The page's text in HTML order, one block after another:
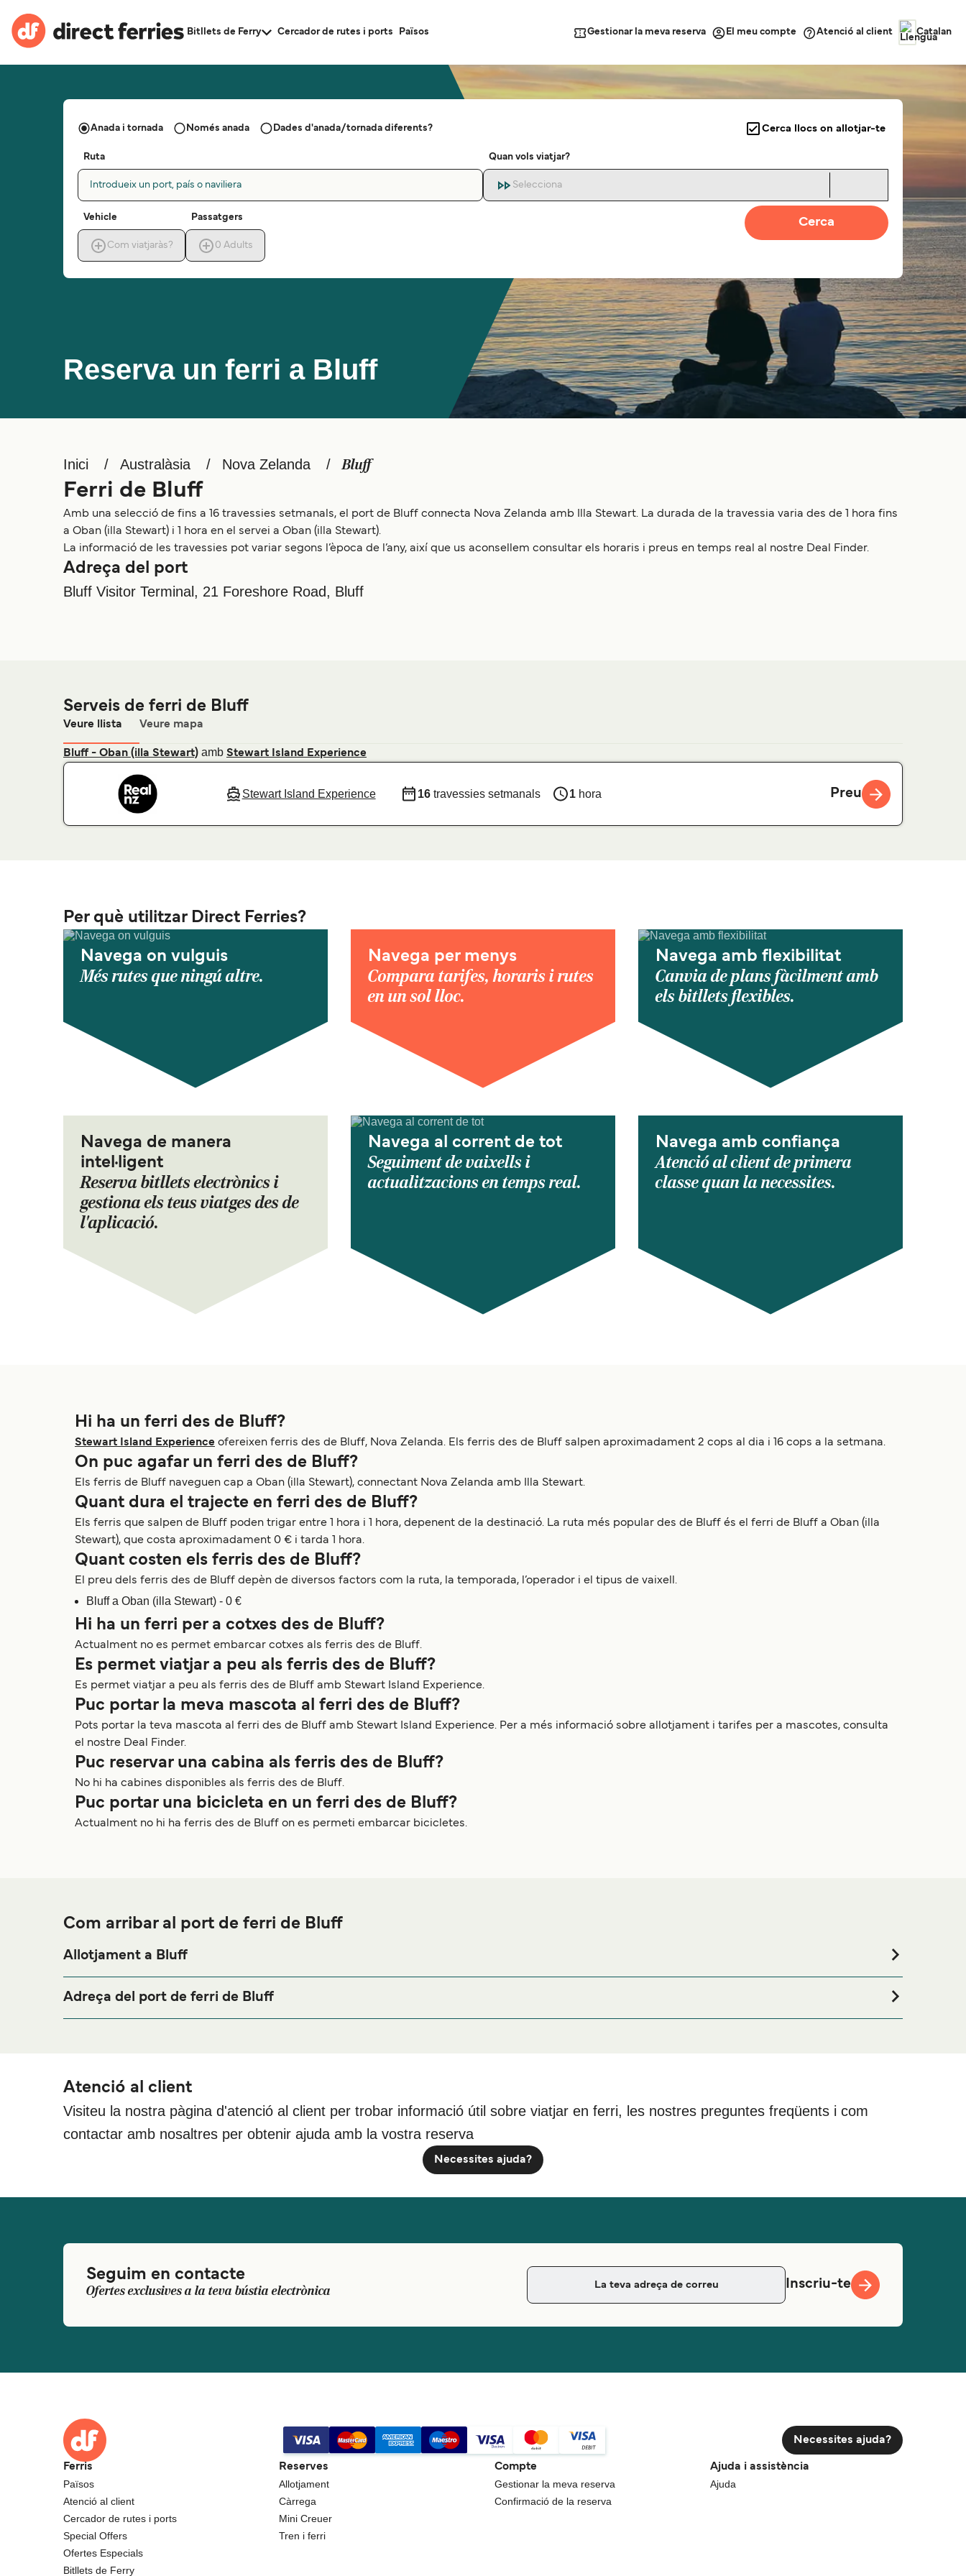
Bitllets de Ferry Cercador de rutes i ports Països Gestionar la meva reserva El meu compte Atenció al client Catalan
Reserva un ferri a Bluff
Anada i tornada Només anada Dades d'anada/tornada diferents? Cerca llocs on allotjar-te
Ruta
Introdueix un port, país o naviliera
Quan vols viatjar?
Selecciona
Vehicle
Com viatjaràs?
Passatgers
0 Adults
Cerca
Inici Australàsia Nova Zelanda Bluff
Ferri de Bluff
Amb una selecció de fins a 16 travessies setmanals, el port de Bluff connecta Nova Zelanda amb Illa Stewart. La durada de la travessia varia des de 1 hora fins
a Oban (illa Stewart) i 1 hora en el servei a Oban (illa Stewart).
La informació de les travessies pot variar segons l’època de l’any, així que us aconsellem consultar els horaris i preus en temps real al nostre Deal Finder.
Adreça del port
Bluff Visitor Terminal, 21 Foreshore Road, Bluff
Serveis de ferri de Bluff
Veure llista Veure mapa
Bluff - Oban (illa Stewart) amb Stewart Island Experience
Stewart Island Experience 16 travessies setmanals 1 hora Preu
Per què utilitzar Direct Ferries?
Navega on vulguis
Més rutes que ningú altre.
Navega per menys
Compara tarifes, horaris i rutes
en un sol lloc.
Navega amb flexibilitat
Canvia de plans fàcilment amb
els bitllets flexibles.
Navega de manera
intel·ligent
Reserva bitllets electrònics i
gestiona els teus viatges des de
l'aplicació.
Navega al corrent de tot
Seguiment de vaixells i
actualitzacions en temps real.
Navega amb confiança
Atenció al client de primera
classe quan la necessites.
Hi ha un ferri des de Bluff?
Stewart Island Experience ofereixen ferris des de Bluff, Nova Zelanda. Els ferris des de Bluff salpen aproximadament 2 cops al dia i 16 cops a la setmana.
On puc agafar un ferri des de Bluff?
Els ferris de Bluff naveguen cap a Oban (illa Stewart), connectant Nova Zelanda amb Illa Stewart.
Quant dura el trajecte en ferri des de Bluff?
Els ferris que salpen de Bluff poden trigar entre 1 hora i 1 hora, depenent de la destinació. La ruta més popular des de Bluff és el ferri de Bluff a Oban (illa
Stewart), que costa aproximadament 0 € i tarda 1 hora.
Quant costen els ferris des de Bluff?
El preu dels ferris des de Bluff depèn de diversos factors com la ruta, la temporada, l’operador i el tipus de vaixell.
Bluff a Oban (illa Stewart) - 0 €
Hi ha un ferri per a cotxes des de Bluff?
Actualment no es permet embarcar cotxes als ferris des de Bluff.
Es permet viatjar a peu als ferris des de Bluff?
Es permet viatjar a peu als ferris des de Bluff amb Stewart Island Experience.
Puc portar la meva mascota al ferri des de Bluff?
Pots portar la teva mascota al ferri des de Bluff amb Stewart Island Experience. Per a més informació sobre allotjament i tarifes per a mascotes, consulta
el nostre Deal Finder.
Puc reservar una cabina als ferris des de Bluff?
No hi ha cabines disponibles als ferris des de Bluff.
Puc portar una bicicleta en un ferri des de Bluff?
Actualment no hi ha ferris des de Bluff on es permeti embarcar bicicletes.
Com arribar al port de ferri de Bluff
Allotjament a Bluff
Allotjament a Bluffper als millors preus en allotjament i una de les seleccions més àmplies a internet.
Adreça del port de ferri de Bluff
Atenció al client
Visiteu la nostra pàgina d'atenció al client per trobar informació útil sobre viatjar en ferri, les nostres preguntes freqüents i com
contactar amb nosaltres per obtenir ajuda amb la vostra reserva
Necessites ajuda?
Seguim en contacte
Ofertes exclusives a la teva bústia electrònica Inscriu-te
Necessites ajuda?
Ferris
Països
Atenció al client
Cercador de rutes i ports
Special Offers
Ofertes Especials
Bitllets de Ferry
Reserves
Allotjament
Càrrega
Mini Creuer
Tren i ferri
Compte
Gestionar la meva reserva
Confirmació de la reserva
Ajuda i assistència
Ajuda